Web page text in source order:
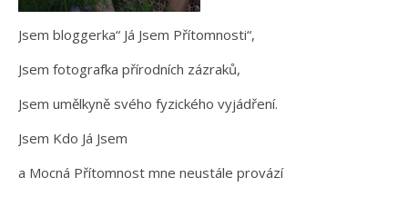
Jsem bloggerka“ Já Jsem Přítomnosti“,
Jsem fotografka přírodních zázraků,
Jsem umělkyně svého fyzického vyjádření.
Jsem Kdo Já Jsem
a Mocná Přítomnost mne neustále provází